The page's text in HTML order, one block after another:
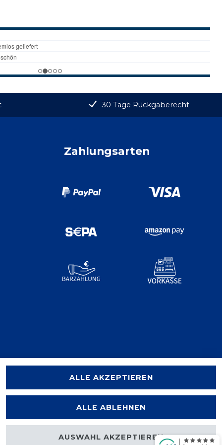
30 Tage Rückgaberecht
Zahlungsarten
ALLE AKZEPTIEREN
ALLE ABLEHNEN
AUSWAHL AKZEPTIEREN